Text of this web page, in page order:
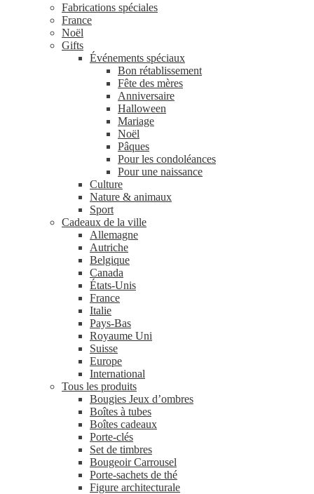
Fabrications spéciales
France
Noël
Gifts
Événements spéciaux
Bon rétablissement
Fête des mères
Anniversaire
Halloween
Mariage
Noël
Pâques
Pour les condoléances
Pour une naissance
Culture
Nature & animaux
Sport
Cadeaux de la ville
Allemagne
Autriche
Belgique
Canada
États-Unis
France
Italie
Pays-Bas
Royaume Uni
Suisse
Europe
International
Tous les produits
Bougies Jeux d’ombres
Boîtes à tubes
Boîtes cadeaux
Porte-clés
Set de timbres
Bougeoir Carrousel
Porte-sachets de thé
Figure architecturale